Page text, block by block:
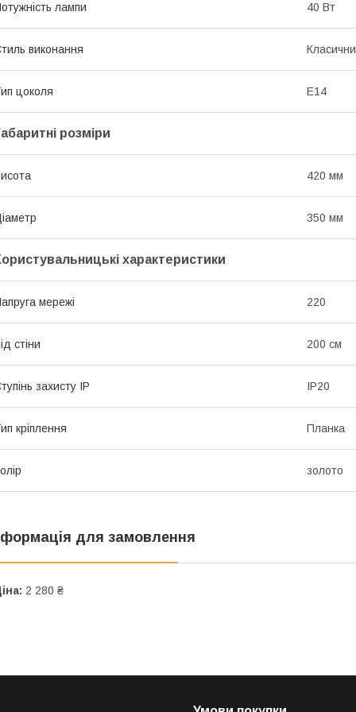
лампи 40 Вт
виконання
цоколя E14
розміри
420 мм
350 мм
характеристики
мережі 220
стіни 200 см
захисту IP IP20
кріплення Планка
золото
для замовлення
2 280 ₴